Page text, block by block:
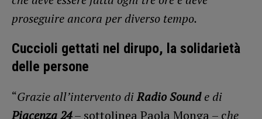
proseguire ancora per diverso tempo.
Cuccioli gettati nel dirupo, la solidarietà
delle persone
“Grazie all’intervento diRadio Sounde di
Piacenza 24– sottolinea Paola Monga – che